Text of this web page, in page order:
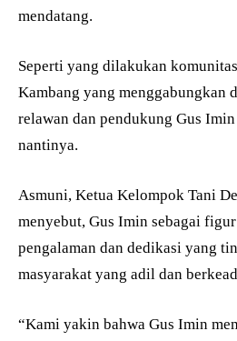
mendatang.
Seperti yang dilakukan
Kambang yang menggabungkan
relawan dan pendukung Gus
nantinya.
Asmuni, Ketua Kelompok Tani
menyebut, Gus Imin sebagai
pengalaman dan dedikasi yang
masyarakat yang adil dan
“Kami yakin bahwa Gus Imin